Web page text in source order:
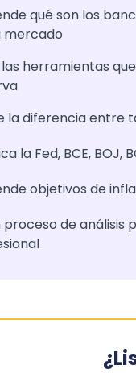
qué son los
mercado
herramientas
la diferencia entre
la Fed, BCE, BOJ,
objetivos de
proceso de